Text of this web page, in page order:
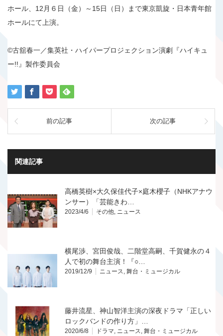
ホール、12月６日（金）～15日（日）まで東京凱旋・日本青年館
ホールにて上演。
©古舘春一／集英社・ハイパープロジェクション演劇『ハイキュ
ー!!』製作委員会
前の記事 次の記事
関連記事
高橋英樹×大久保佳代子×庭木櫻子（NHKアナウ
ンサー）「芸能きわ…
2023/4/6 その他 ニュース
横尾渉、宮田俊哉、二階堂高嗣、千賀健永の４
人で初の舞台主演！『○…
2019/12/9 ニュース 舞台・ミュージカル
藤井流星、神山智洋主演の深夜ドラマ「正しい
ロックバンドの作り方」…
2020/6/8 ドラマ ニュース 舞台・ミュージカル